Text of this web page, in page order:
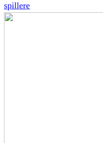
spillere